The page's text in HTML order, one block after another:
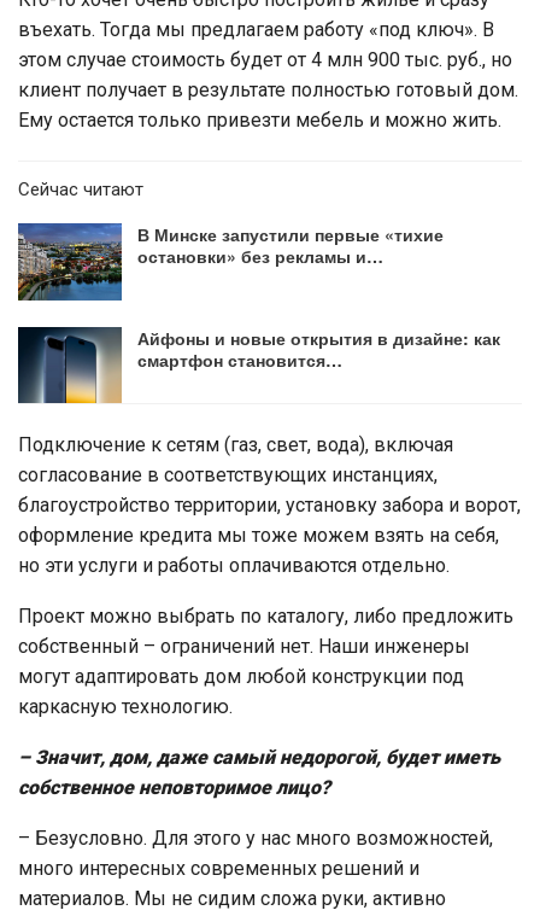
въехать. Тогда мы предлагаем работу «под ключ». В
этом случае стоимость будет от 4 млн 900 тыс. руб., но
клиент получает в результате полностью готовый дом.
Ему остается только привезти мебель и можно жить.
Сейчас читают
В Минске запустили первые «тихие
остановки» без рекламы и…
Айфоны и новые открытия в дизайне: как
смартфон становится…
Подключение к сетям (газ, свет, вода), включая
согласование в соответствующих инстанциях,
благоустройство территории, установку забора и ворот,
оформление кредита мы тоже можем взять на себя,
но эти услуги и работы оплачиваются отдельно.
Проект можно выбрать по каталогу, либо предложить
собственный – ограничений нет. Наши инженеры
могут адаптировать дом любой конструкции под
каркасную технологию.
– Значит, дом, даже самый недорогой, будет иметь
собственное неповторимое лицо?
– Безусловно. Для этого у нас много возможностей,
много интересных современных решений и
материалов. Мы не сидим сложа руки, активно